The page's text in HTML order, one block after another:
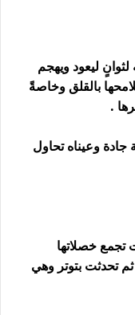
ليعود ويهجم
بالقلق وخاصةً
.
جادة وعيناه تحاول
خصلاتها
تحدثت بتوتر وهي